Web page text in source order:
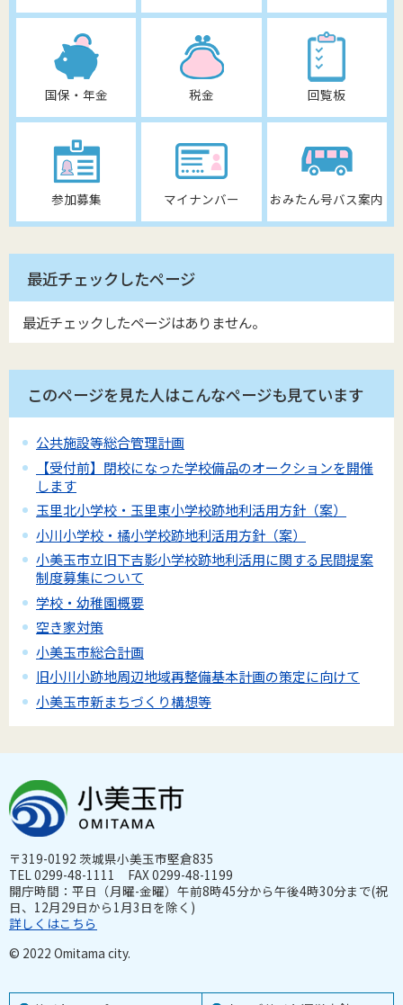
国保・年金 税金 回覧板
参加募集 マイナンバー おみたん号バス案内
最近チェックしたページ
最近チェックしたページはありません。
このページを見た人はこんなページも見ています
公共施設等総合管理計画
【受付前】閉校になった学校備品のオークションを開催
します
玉里北小学校・玉里東小学校跡地利活用方針（案）
小川小学校・橘小学校跡地利活用方針（案）
小美玉市立旧下吉影小学校跡地利活用に関する民間提案
制度募集について
学校・幼稚園概要
空き家対策
小美玉市総合計画
旧小川小跡地周辺地域再整備基本計画の策定に向けて
小美玉市新まちづくり構想等
〒319-0192 茨城県小美玉市堅倉835
TEL 0299-48-1111 FAX 0299-48-1199
開庁時間：平日（月曜-金曜）午前8時45分から午後4時30分まで(祝
日、12月29日から1月3日を除く)
詳しくはこちら
© 2022 Omitama city.